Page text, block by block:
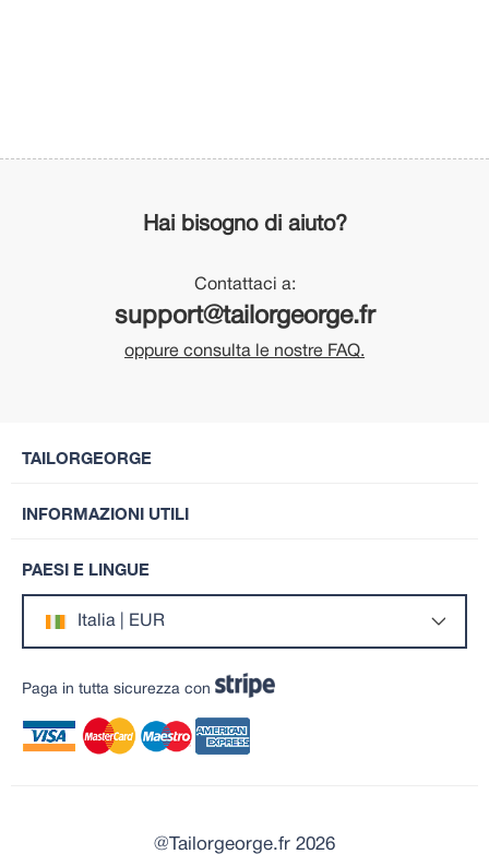
Hai bisogno di aiuto?
Contattaci a:
support@tailorgeorge.fr
oppure consulta le nostre FAQ.
TAILORGEORGE
INFORMAZIONI UTILI
PAESI E LINGUE
Italia | EUR
Paga in tutta sicurezza con
@Tailorgeorge.fr 2026